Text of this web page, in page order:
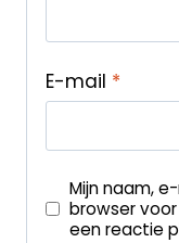
E-mail *
Mijn naam,
browser
een reactie